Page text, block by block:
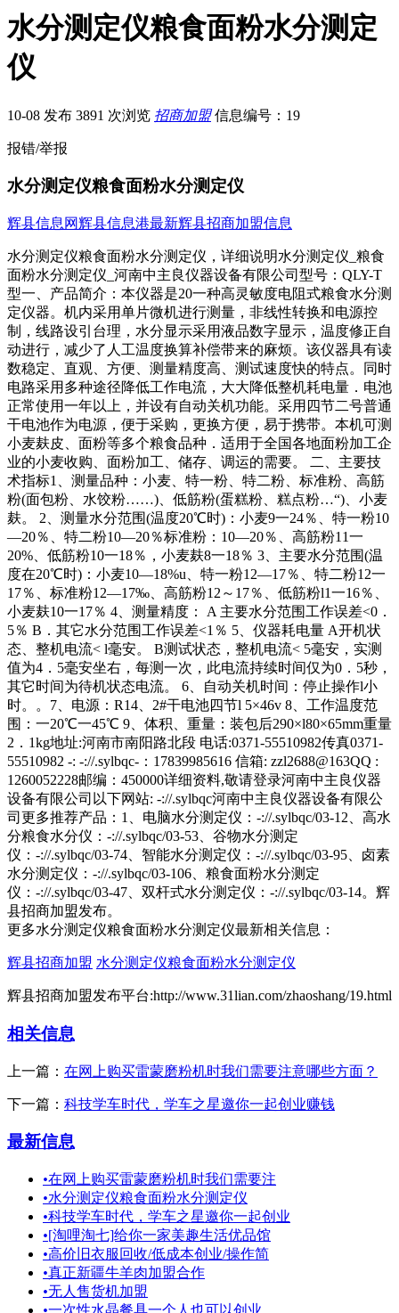
水分测定仪粮食面粉水分测定
仪
10-08 发布 3891 次浏览 招商加盟 信息编号：19
报错/举报
水分测定仪粮食面粉水分测定仪
辉县信息网辉县信息港最新辉县招商加盟信息
水分测定仪粮食面粉水分测定仪，详细说明水分测定仪_粮食
面粉水分测定仪_河南中主良仪器设备有限公司型号：QLY-T
型一、产品简介：本仪器是20一种高灵敏度电阻式粮食水分测
定仪器。机内采用单片微机进行测量，非线性转换和电源控
制，线路设引台理，水分显示采用液品数字显示，温度修正自
动进行，减少了人工温度换算补偿带来的麻烦。该仪器具有读
数稳定、直观、方便、测量精度高、测试速度快的特点。同时
电路采用多种途径降低工作电流，大大降低整机耗电量．电池
正常使用一年以上，并设有自动关机功能。采用四节二号普通
干电池作为电源，便于采购，更换方便，易于携带。本机可测
小麦麸皮、面粉等多个粮食品种．适用于全国各地面粉加工企
业的小麦收购、面粉加工、储存、调运的需要。 二、主要技
术指标1、测量品种：小麦、特一粉、特二粉、标准粉、高筋
粉(面包粉、水饺粉……)、低筋粉(蛋糕粉、糕点粉…“)、小麦
麸。 2、测量水分范围(温度20℃时)：小麦9一24％、特一粉10
—20％、特二粉10—20％标准粉：10—20％、高筋粉11一
20%、低筋粉10一18％，小麦麸8一18％ 3、主要水分范围(温
度在20℃时)：小麦10—18%u、特一粉12—17％、特二粉12一
17％、标准粉12—17‰、高筋粉12～17％、低筋粉l1一16％、
小麦麸10一17％ 4、测量精度： A 主要水分范围工作误差<0．
5％ B．其它水分范围工作误差<1％ 5、仪器耗电量 A开机状
态、整机电流< l毫安。 B测试状态，整机电流< 5毫安，实测
值为4．5毫安坐右，每测一次，此电流持续时间仅为0．5秒，
其它时间为待机状态电流。 6、自动关机时间：停止操作l小
时。。7、电源：R14、2#干电池四节l 5×46v 8、工作温度范
围：一20℃一45℃ 9、体积、重量：装包后290×l80×65mm重量
2．1kg地址:河南市南阳路北段 电话:0371-55510982传真0371-
55510982 -: -://.sylbqc-：17839985616 信箱: zzl2688@163QQ :
1260052228邮编：450000详细资料,敬请登录河南中主良仪器
设备有限公司以下网站: -://.sylbqc河南中主良仪器设备有限公
司更多推荐产品：1、电脑水分测定仪：-://.sylbqc/03-12、高水
分粮食水分仪：-://.sylbqc/03-53、谷物水分测定
仪：-://.sylbqc/03-74、智能水分测定仪：-://.sylbqc/03-95、卤素
水分测定仪：-://.sylbqc/03-106、粮食面粉水分测定
仪：-://.sylbqc/03-47、双杆式水分测定仪：-://.sylbqc/03-14。辉
县招商加盟发布。
更多水分测定仪粮食面粉水分测定仪最新相关信息：
辉县招商加盟 水分测定仪粮食面粉水分测定仪
辉县招商加盟发布平台:http://www.31lian.com/zhaoshang/19.html
相关信息
上一篇： 在网上购买雷蒙磨粉机时我们需要注意哪些方面？
下一篇： 科技学车时代，学车之星邀你一起创业赚钱
最新信息
•在网上购买雷蒙磨粉机时我们需要注
•水分测定仪粮食面粉水分测定仪
•科技学车时代，学车之星邀你一起创业
•[淘哩淘七]给你一家美趣生活优品馆
•高价旧衣服回收/低成本创业/操作简
•真正新疆牛羊肉加盟合作
•无人售货机加盟
•一次性水晶餐具一个人也可以创业